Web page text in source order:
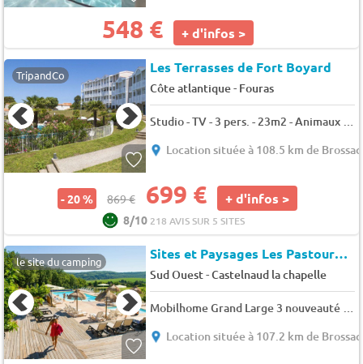
548 € + d'infos >
TripandCo Les Terrasses de Fort Boyard
Côte atlantique- Fouras
Studio - TV - 3 pers. - 23m2 - Animaux admis
Location située à 108.5 km de Brossac
- 20 % 869 € 699 € + d'infos >
8/10 218 AVIS SUR 5 SITES
le site du camping Sites et Paysages Les Pastourels
Sud Ouest-Castelnaud la chapelle
Location située à 107.2 km de Brossac